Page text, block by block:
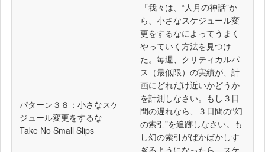
パターン３８：小さなスケ
ジュール変更をするな
Take No Small Slips
「我々は、“人月の神話”か
ら、小さなスケジュール変
更をするなによってうまく
やっていく方法を見つけ
た。毎週、クリティカルパ
ス（最低限）の実績が、計
画にどれだけ近いかどうか
を計測しなさい。もし３日
間の遅れなら、３日間の“幻
の索引”を追跡しなさい。も
し幻の索引がばかばかしす
ぎるようになったら、スケ